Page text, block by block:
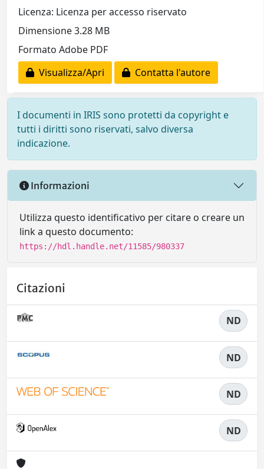
Licenza: Licenza per accesso riservato
Dimensione 3.28 MB
Formato Adobe PDF
Visualizza/Apri
Contatta l'autore
I documenti in IRIS sono protetti da copyright e
tutti i diritti sono riservati, salvo diversa
indicazione.
Informazioni
Utilizza questo identificativo per citare o creare un
link a questo documento:
https://hdl.handle.net/11585/980337
Citazioni
ND
ND
ND
ND